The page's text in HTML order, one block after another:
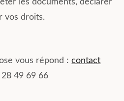
les documents, déclarer
vos droits.
vous répond :contact
49 69 66